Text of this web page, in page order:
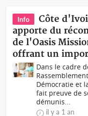
Info
Côte
apporte du
de l'Oasis
offrant un
Dans le cadre
Démocratie et
fait preuve de
démunis...
il y a 1 an